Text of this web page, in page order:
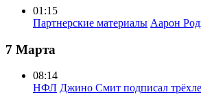
01:15
Партнерские материалы Аарон
7 Марта
08:14
НФЛ Джино Смит подписал